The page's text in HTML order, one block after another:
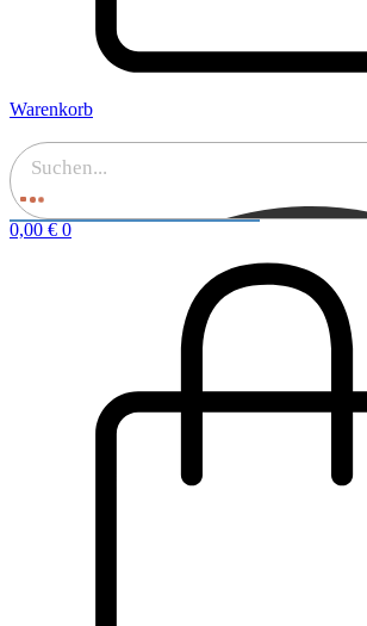
Warenkorb
0,00 € 0